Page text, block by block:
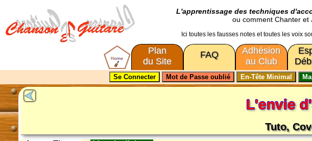
L'apprentissage des techniques
ou comment Chanter et
Ici toutes les fausses notes et toutes les voix
Plan
du Site
FAQ
Adhésion
au Club
L'envie
Tuto,